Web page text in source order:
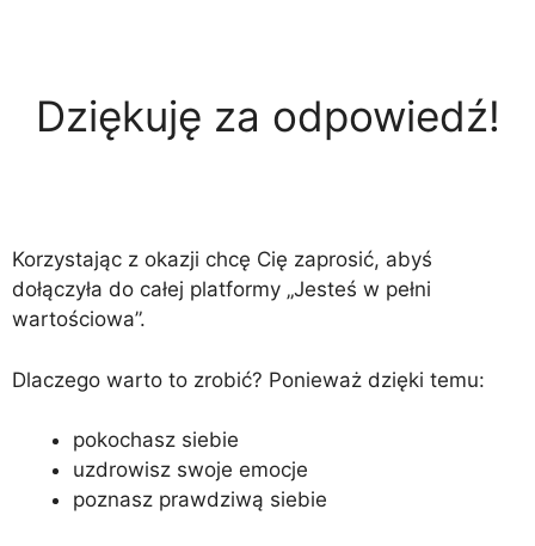
Dziękuję za odpowiedź!
Korzystając z okazji chcę Cię zaprosić, abyś
dołączyła do całej platformy „Jesteś w pełni
wartościowa”.
Dlaczego warto to zrobić? Ponieważ dzięki temu:
pokochasz siebie
uzdrowisz swoje emocje
poznasz prawdziwą siebie